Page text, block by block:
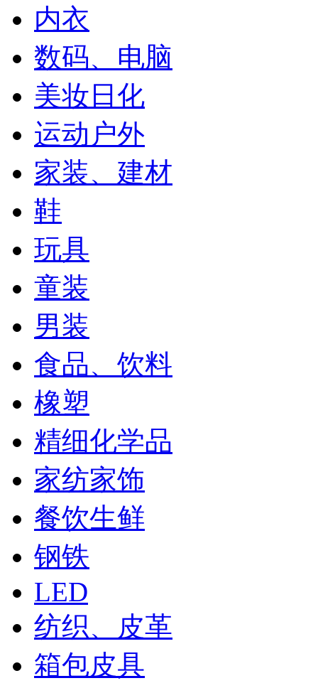
内衣
数码、电脑
美妆日化
运动户外
家装、建材
鞋
玩具
童装
男装
食品、饮料
橡塑
精细化学品
家纺家饰
餐饮生鲜
钢铁
LED
纺织、皮革
箱包皮具